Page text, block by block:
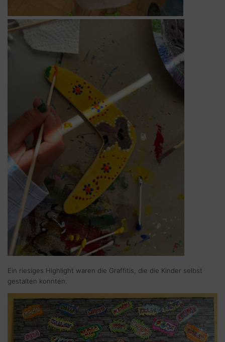
Ein riesiges Highlight waren die Graffitis, die die Kinder selbst
gestalten konnten.